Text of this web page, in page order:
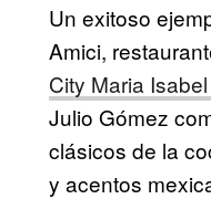
Un exitoso
Amici,
City Maria
Julio Gómez
clásicos de la
y acentos